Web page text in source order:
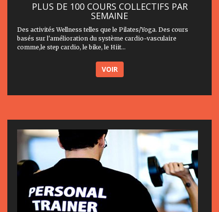
PLUS DE 100 COURS COLLECTIFS PAR
SEMAINE
Des activités Wellness telles que le Pilates/Yoga. Des cours
basés sur l'amélioration du système cardio-vasculaire
comme,le step cardio, le bike, le Hiit...
VOIR